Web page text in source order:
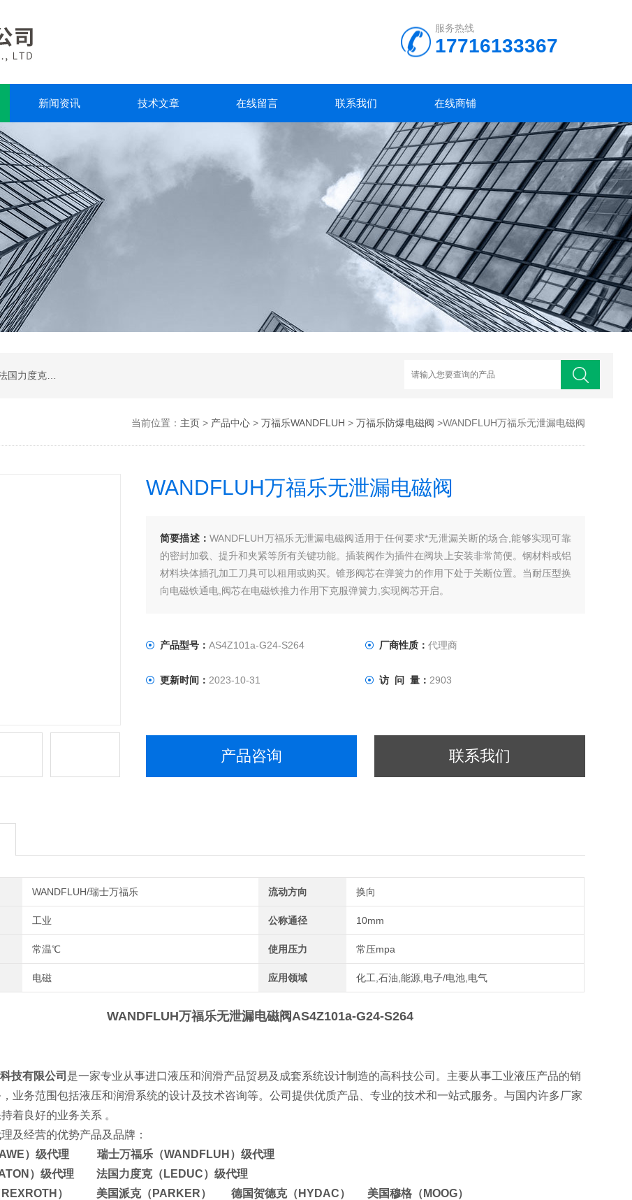
服务热线
17716133367
新闻资讯 技术文章 在线留言 联系我们 在线商铺
当前位置： 主页> 产品中心> 万福乐WANDFLUH > 万福乐防爆电磁阀 >WANDFLUH万福乐无泄漏电磁阀
WANDFLUH万福乐无泄漏电磁阀
简要描述：WANDFLUH万福乐无泄漏电磁阀适用于任何要求*无泄漏关断的场合,能够实现可靠
的密封加载、提升和夹紧等所有关键功能。插装阀作为插件在阀块上安装非常简便。钢材料或铝
材料块体插孔加工刀具可以租用或购买。锥形阀芯在弹簧力的作用下处于关断位置。当耐压型换
向电磁铁通电,阀芯在电磁铁推力作用下克服弹簧力,实现阀芯开启。
产品型号： AS4Z101a-G24-S264 厂商性质：代理商
更新时间： 2023-10-31 访 问 量： 2903
产品咨询 联系我们
WANDFLUH/瑞士万福乐 流动方向 换向
工业 公称通径 10mm
常温℃ 使用压力 常压mpa
电磁 应用领域 化工,石油,能源,电子/电池,电气
WANDFLUH万福乐无泄漏电磁阀AS4Z101a-G24-S264
技有限公司 是一家专业从事进口液压和润滑产品贸易及成套系统设计制造的高科技公司。主要从事工业液压产品的销
业务范围包括液压和润滑系统的设计及技术咨询等。公司提供优质产品、专业的技术和一站式服务。与国内许多厂家
保持着良好的业务关系 。
及经营的优势产品及品牌：
）级代理 瑞士万福乐（WANDFLUH）级代理
）级代理 法国力度克（LEDUC）级代理
REXROTH） 美国派克（PARKER） 德国贺德克（HYDAC） 美国穆格（MOOG）